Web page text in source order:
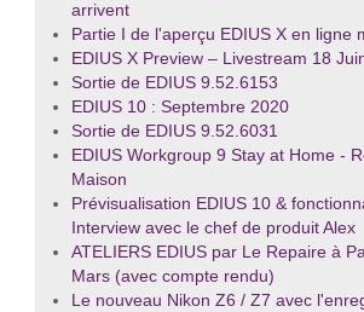
arrivent
Partie I de l'aperçu EDIUS X en ligne
EDIUS X Preview – Livestream 18
Sortie de EDIUS 9.52.6153
EDIUS 10 : Septembre 2020
Sortie de EDIUS 9.52.6031
EDIUS Workgroup 9 Stay at Home -
Maison
Prévisualisation EDIUS 10 &
Interview avec le chef de produit Alex
ATELIERS EDIUS par Le Repaire à
Mars (avec compte rendu)
Le nouveau Nikon Z6 / Z7 avec